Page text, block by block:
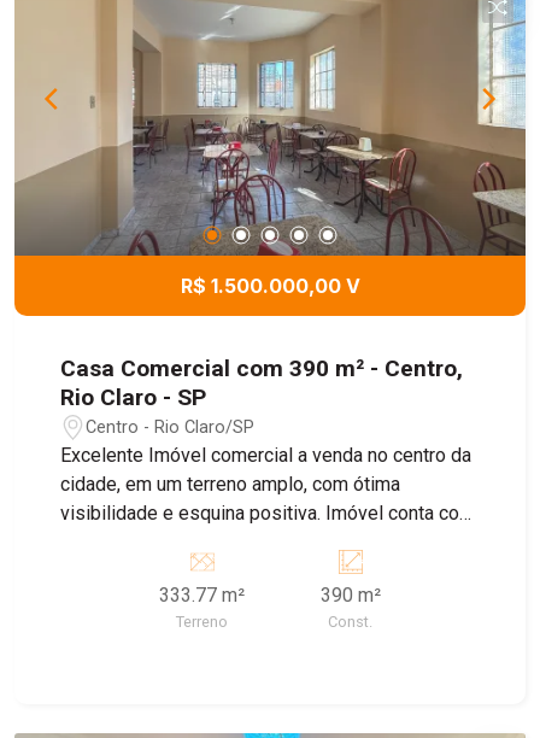
R$ 1.500.000,00 V
Casa Comercial com 390 m² - Centro,
Rio Claro - SP
Centro - Rio Claro/SP
Excelente Imóvel comercial a venda no centro da
cidade, em um terreno amplo, com ótima
visibilidade e esquina positiva. Imóvel conta com
333.77 m²
Terreno
390 m²
Const.